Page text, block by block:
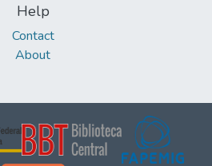
Help
Contact
About